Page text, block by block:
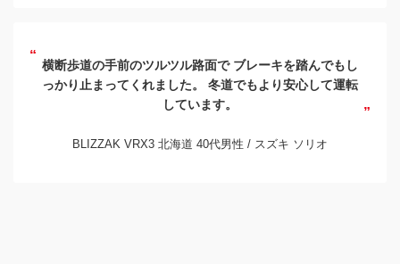
横断歩道の手前のツルツル路面でブレーキを踏んでもし
っかり止まってくれました。
冬道でもより安心して運転
しています。
BLIZZAK VRX3 北海道 40代男性 / スズキ ソリオ